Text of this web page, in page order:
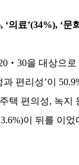
의료’(34%), ‘
을 대상으
편리성’이
편의성, 녹지
이 뒤를 이